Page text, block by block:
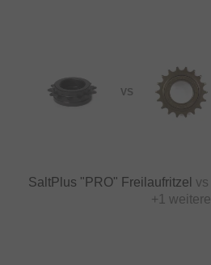
VS
SaltPlus "PRO" Freilaufritzel vs
+1 weitere